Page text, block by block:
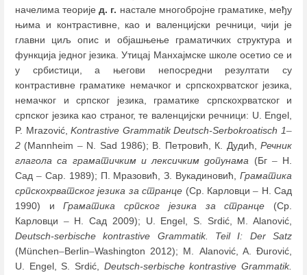
начелима теоријед. г. настале многобројне граматике, међу
њима и контрастивне, као и валенцијски речници, чији је
главни циљ опис и објашњење граматичких структура и
функција једног језика. Утицај Манхајмске школе осетио се и
у србистици, а његови непосредни резултати су
контрастивне граматике немачког и српскохрватског језика,
немачког и српског језика, граматике српскохрватског и
српског језика као страног, те валенцијски речници: U. Engel,
P. Mrazović,Kontrastive Grammatik Deutsch-Serbokroatisch 1–
2 (Mannheim –N. Sad 1986); В. Петровић, К. Дудић,Речник
глагола са граматичким и лексичким допунама (Бг –Н.
Сад –Сар. 1989); П. Мразовић, З. Вукадиновић, Граматика
српскохрватског језика за странце (Ср. Карловци– Н. Сад
1990) иГраматика српског језика за странце (Ср.
Карловци –Н. Сад 2009); U. Engel, S. Srdić, M. Alanović,
Deutsch-serbische kontrastive Grammatik. Teil I: Der Satz
(München–Berlin–Washington 2012); М. Alanović, A. Đurović,
U. Engel, S. Srdić, Deutsch-serbische kontrastive Grammatik.